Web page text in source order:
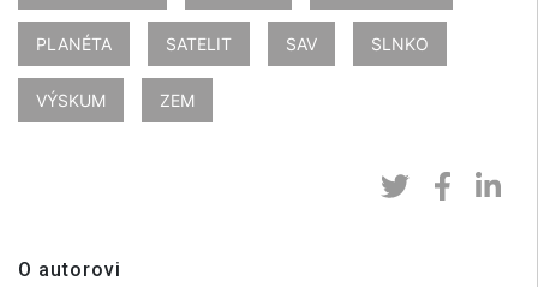
PLANÉTA SATELIT SAV SLNKO
VÝSKUM ZEM
O autorovi